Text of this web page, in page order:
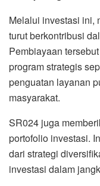
Melalui investasi ini,
turut berkontribusi
Pembiayaan
program strategis
penguatan layanan
masyarakat.
SR024 juga
portofolio investasi.
dari strategi
investasi dalam